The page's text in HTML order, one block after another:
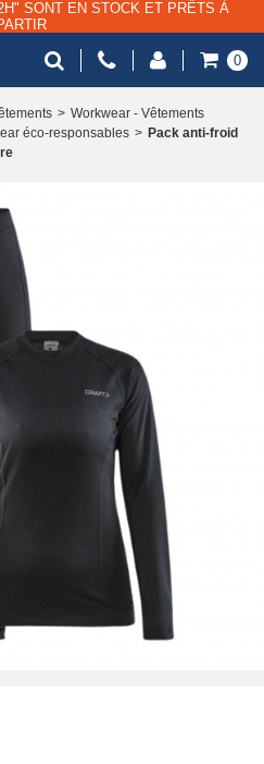
SONT EN STOCK ET PRÊTS À
0
> Workwear - Vêtements
éco-responsables > Pack anti-froid